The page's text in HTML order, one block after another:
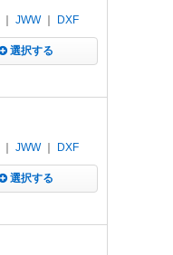
JWW｜ DXF
選択する
JWW｜ DXF
選択する